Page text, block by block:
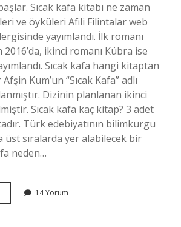
Sıcak kafa kitabı ne zaman
ve öyküleri Afili Filintalar web
yayımlandı. İlk romanı
2016’da, ikinci romanı Kübra ise
Sıcak kafa hangi kitaptan
Kum’un “Sıcak Kafa” adlı
Dizinin planlanan ikinci
Sıcak kafa kaç kitap? 3 adet
Türk edebiyatının bilimkurgu
üst sıralarda yer alabilecek bir
neden…
14 Yorum